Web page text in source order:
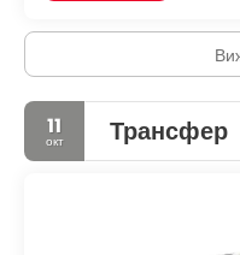
11
окт Трансфер